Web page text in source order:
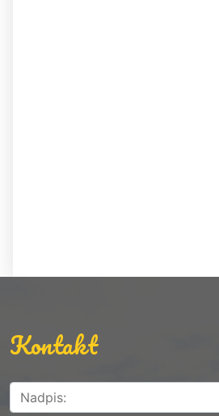
Kontakt